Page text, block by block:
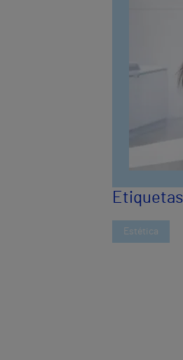
Etiquetas
Estética